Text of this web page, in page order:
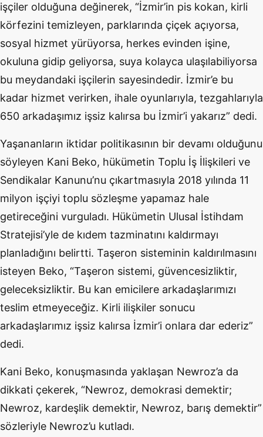
işçiler olduğuna değinerek, “İzmir’in pis kokan, kirli
körfezini temizleyen, parklarında çiçek açıyorsa,
sosyal hizmet yürüyorsa, herkes evinden işine,
okuluna gidip geliyorsa, suya kolayca ulaşılabiliyorsa
bu meydandaki işçilerin sayesindedir. İzmir’e bu
kadar hizmet verirken, ihale oyunlarıyla, tezgahlarıyla
650 arkadaşımız işsiz kalırsa bu İzmir’i yakarız” dedi.
Yaşananların iktidar politikasının bir devamı olduğunu
söyleyen Kani Beko, hükümetin Toplu İş İlişkileri ve
Sendikalar Kanunu’nu çıkartmasıyla 2018 yılında 11
milyon işçiyi toplu sözleşme yapamaz hale
getireceğini vurguladı. Hükümetin Ulusal İstihdam
Stratejisi’yle de kıdem tazminatını kaldırmayı
planladığını belirtti. Taşeron sisteminin kaldırılmasını
isteyen Beko, “Taşeron sistemi, güvencesizliktir,
geleceksizliktir. Bu kan emicilere arkadaşlarımızı
teslim etmeyeceğiz. Kirli ilişkiler sonucu
arkadaşlarımız işsiz kalırsa İzmir’i onlara dar ederiz”
dedi.
Kani Beko, konuşmasında yaklaşan Newroz’a da
dikkati çekerek, “Newroz, demokrasi demektir;
Newroz, kardeşlik demektir, Newroz, barış demektir”
sözleriyle Newroz’u kutladı.